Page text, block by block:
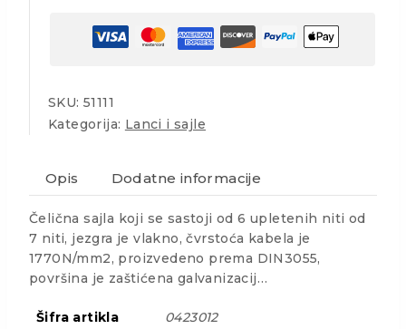
SKU: 51111
Kategorija: Lanci i sajle
Opis Dodatne informacije
Čelična sajla koji se sastoji od 6 upletenih niti od
7 niti, jezgra je vlakno, čvrstoća kabela je
1770N/mm2, proizvedeno prema DIN3055,
površina je zaštićena galvanizacij…
Šifra artikla 0423012